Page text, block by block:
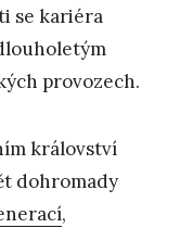
se kariéra
provozech.
království
dohromady
,